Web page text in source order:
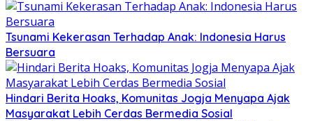
Tsunami Kekerasan Terhadap Anak: Indonesia Harus
Bersuara
Hindari Berita Hoaks, Komunitas Jogja Menyapa Ajak
Masyarakat Lebih Cerdas Bermedia Sosial